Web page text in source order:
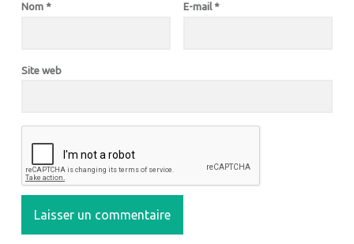
Nom * E-mail *
Site web